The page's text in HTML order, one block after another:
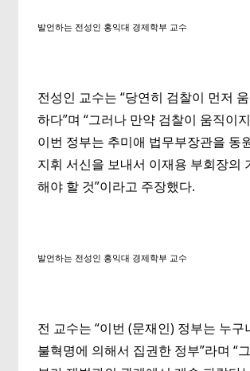
발언하는 전성인 홍익대 경제학부 교수
전성인 교수는 “당연히 검찰이 먼저
하다”며 “그러나 만약 검찰이 움직이
이번 정부는 추미애 법무부장관을 동
지휘 서신을 보내서 이재용 부회장의
해야 할 것”이라고 주장했다.
발언하는 전성인 홍익대 경제학부 교수
전 교수는 “이번 (문재인) 정부는 누구
불혁명에 의해서 집권한 정부”라며 “